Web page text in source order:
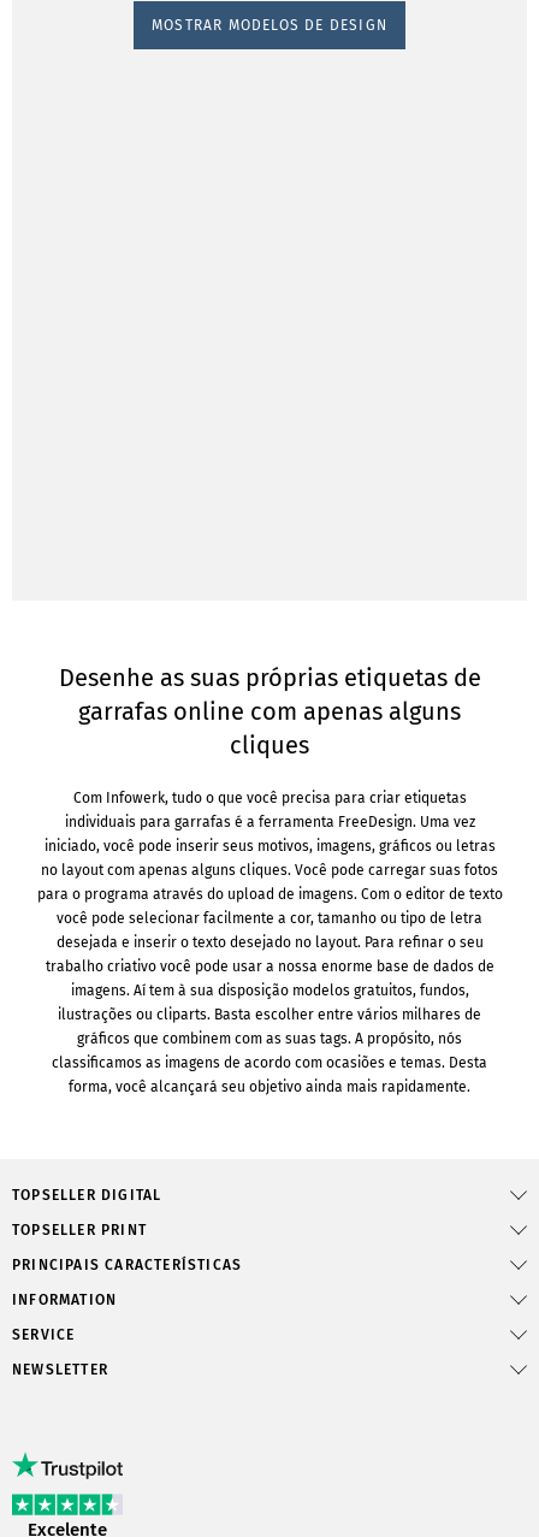
MOSTRAR MODELOS DE DESIGN
Desenhe as suas próprias etiquetas de
garrafas online com apenas alguns
cliques
Com Infowerk, tudo o que você precisa para criar etiquetas
individuais para garrafas é a ferramenta FreeDesign. Uma vez
iniciado, você pode inserir seus motivos, imagens, gráficos ou letras
no layout com apenas alguns cliques. Você pode carregar suas fotos
para o programa através do upload de imagens. Com o editor de texto
você pode selecionar facilmente a cor, tamanho ou tipo de letra
desejada e inserir o texto desejado no layout. Para refinar o seu
trabalho criativo você pode usar a nossa enorme base de dados de
imagens. Aí tem à sua disposição modelos gratuitos, fundos,
ilustrações ou cliparts. Basta escolher entre vários milhares de
gráficos que combinem com as suas tags. A propósito, nós
classificamos as imagens de acordo com ocasiões e temas. Desta
forma, você alcançará seu objetivo ainda mais rapidamente.
TOPSELLER DIGITAL
TOPSELLER PRINT
PRINCIPAIS CARACTERÍSTICAS
INFORMATION
SERVICE
Excelente
NEWSLETTER